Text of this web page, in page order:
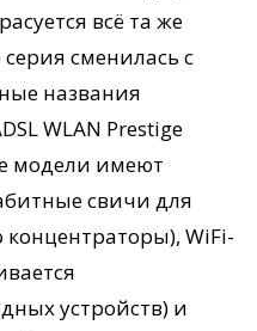
всё та же
сменилась с
названия
WLAN Prestige
модели имеют
свичи для
концентраторы), WiFi-
устройств) и